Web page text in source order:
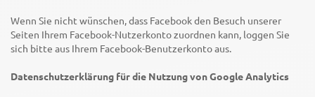
Wenn Sie nicht wünschen, dass Facebook den Besuch unserer
Seiten Ihrem Facebook-Nutzerkonto zuordnen kann, loggen Sie
sich bitte aus Ihrem Facebook-Benutzerkonto aus.
Datenschutzerklärung für die Nutzung von Google Analytics